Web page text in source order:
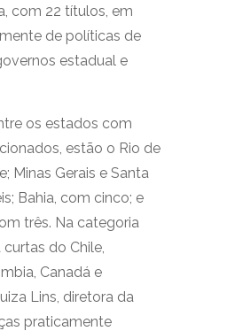
com 22 títulos, em
de políticas de
estadual e
os estados com
estão o Rio de
Minas Gerais e Santa
Bahia, com cinco; e
três. Na categoria
do Chile,
Canadá e
Lins, diretora da
praticamente